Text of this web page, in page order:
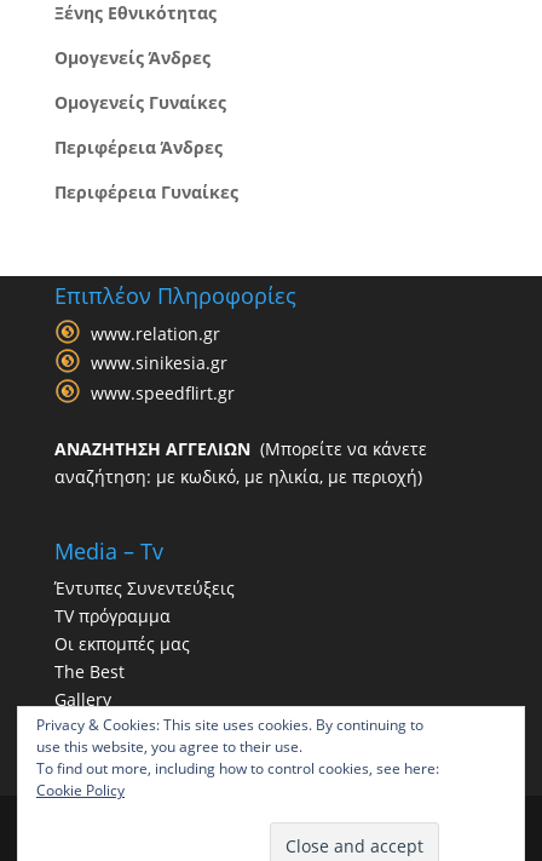
Ξένης Εθνικότητας
Ομογενείς Άνδρες
Ομογενείς Γυναίκες
Περιφέρεια Άνδρες
Περιφέρεια Γυναίκες
Επιπλέον Πληροφορίες
www.relation.gr
www.sinikesia.gr
www.speedflirt.gr
ΑΝΑΖΗΤΗΣΗ ΑΓΓΕΛΙΩΝ(Μπορείτε να κάνετε
αναζήτηση: με κωδικό, με ηλικία, με περιοχή)
Media – Tv
Έντυπες Συνεντεύξεις
TV πρόγραμμα
Οι εκπομπές μας
The Best
Gallery
Η παρουσία μας στα social
Privacy & Cookies: This site uses cookies. By continuing to
use this website, you agree to their use.
To find out more, including how to control cookies, see here:
Cookie Policy